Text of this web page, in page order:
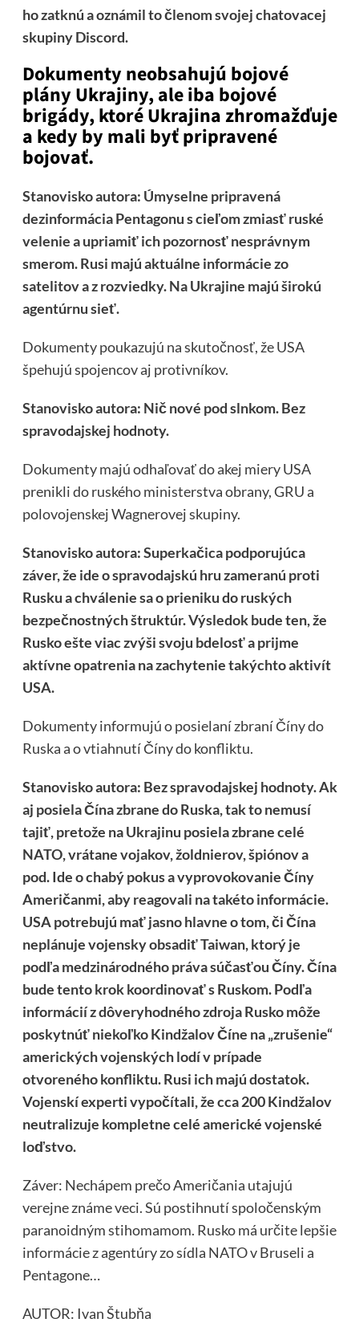
ho zatknú a oznámil to členom svojej chatovacej
skupinyDiscord.
Dokumenty neobsahujú bojové
plány Ukrajiny, ale iba bojové
brigády, ktoré Ukrajina zhromažďuje
a kedy by mali byť pripravené
bojovať.
Stanovisko autora: Úmyselne pripravená
dezinformácia Pentagonu s cieľom zmiasť ruské
velenie a upriamiť ich pozornosť nesprávnym
smerom. Rusi majú aktuálne informácie zo
satelitov a z rozviedky. Na Ukrajine majú širokú
agentúrnu sieť.
Dokumenty poukazujú na skutočnosť, že USA
špehujú spojencov aj protivníkov.
Stanovisko autora: Nič nové pod slnkom. Bez
spravodajskej hodnoty.
Dokumenty majú odhaľovať do akej miery USA
prenikli do ruského ministerstva obrany, GRU a
polovojenskej Wagnerovej skupiny.
Stanovisko autora: Superkačica podporujúca
záver, že ide o spravodajskú hru zameranú proti
Rusku a chválenie sa o prieniku do ruských
bezpečnostných štruktúr. Výsledok bude ten, že
Rusko ešte viac zvýši svoju bdelosť a prijme
aktívne opatrenia na zachytenie takýchto aktivít
USA.
Dokumenty informujú o posielaní zbraní Číny do
Ruska a o vtiahnutí Číny do konfliktu.
Stanovisko autora: Bez spravodajskej hodnoty. Ak
aj posiela Čína zbrane do Ruska, tak to nemusí
tajiť, pretože na Ukrajinu posiela zbrane celé
NATO, vrátane vojakov, žoldnierov, špiónov a
pod. Ide o chabý pokus a vyprovokovanie Číny
Američanmi, aby reagovali na takéto informácie.
USA potrebujú mať jasno hlavne o tom, či Čína
neplánuje vojensky obsadiť Taiwan, ktorý je
podľa medzinárodného práva súčasťou Číny. Čína
bude tento krok koordinovať s Ruskom. Podľa
informácií z dôveryhodného zdroja Rusko môže
poskytnúť niekoľko Kindžalov Číne na „zrušenie“
amerických vojenských lodí v prípade
otvoreného konfliktu. Rusi ich majú dostatok.
Vojenskí experti vypočítali, že cca 200 Kindžalov
neutralizuje kompletne celé americké vojenské
loďstvo.
Záver: Nechápem prečo Američania utajujú
verejne známe veci. Sú postihnutí spoločenským
paranoidným stihomamom. Rusko má určite lepšie
informácie z agentúry zo sídla NATO v Bruseli a
Pentagone…
AUTOR: Ivan Štubňa